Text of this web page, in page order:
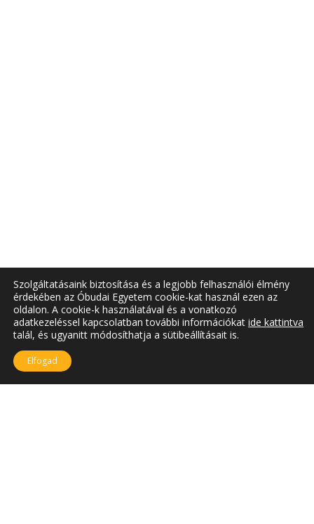
Szolgáltatásaink biztosítása és a legjobb felhasználói élmény
érdekében az Óbudai Egyetem cookie-kat használ ezen az
oldalon. A cookie-k használatával és a vonatkozó
adatkezeléssel kapcsolatban további információkat ide kattintva
talál, és ugyanitt módosíthatja a sütibeállításait is.
Elfogad